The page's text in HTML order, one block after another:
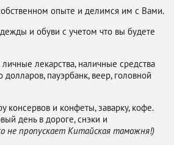
опыте и делимся им с Вами.
и обуви с учетом что вы будете
лекарства, наличные средства
пауэрбанк, веер, головной
консервов и конфеты, заварку, кофе.
день в дороге, снэки и
не пропускает Китайская таможня!)